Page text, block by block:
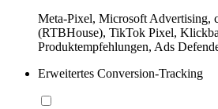
Meta-Pixel, Microsoft Advertising,
(RTBHouse), TikTok Pixel,
Produktempfehlungen, Ads
Erweitertes Conversion-Tracking